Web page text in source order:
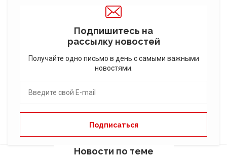
Подпишитесь на
рассылку новостей
Получайте одно письмо в день с самыми важными
новостями.
Новости по теме